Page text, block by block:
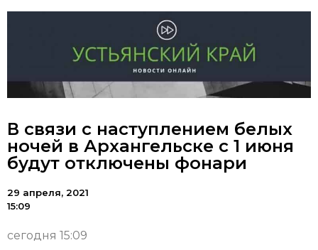
В связи с наступлением белых
ночей в Архангельске с 1 июня
будут отключены фонари
29 апреля, 2021
15:09
сегодня 15:09